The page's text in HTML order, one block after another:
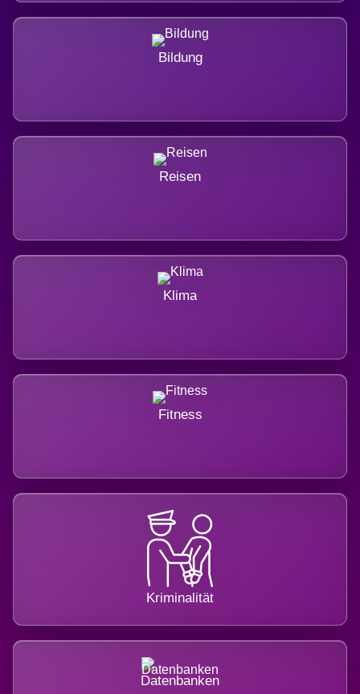
Bildung
Reisen
Klima
Fitness
Kriminalität
Datenbanken